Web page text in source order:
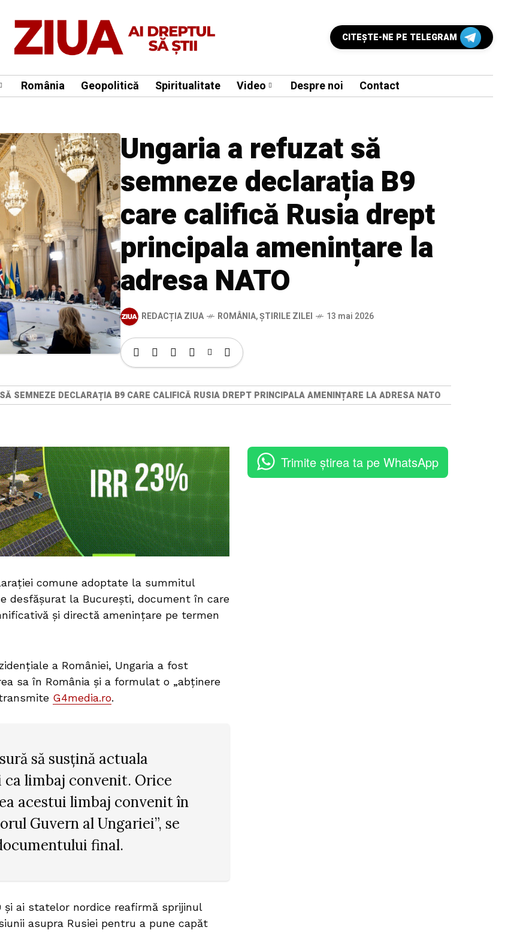
CITEŞTE-NE PE TELEGRAM
România Geopolitică Spiritualitate Video Despre noi Contact
Ungaria a refuzat să
semneze declarația B9
care califică Rusia drept
principala amenințare la
adresa NATO
REDACȚIA ZIUA ROMÂNIA,ȘTIRILE ZILEI 13 mai 2026
SEMNEZE DECLARAȚIA B9 CARE CALIFICĂ RUSIA DREPT PRINCIPALA AMENINȚARE LA ADRESA NATO
comune adoptate la summitul
desfășurat la București, document în care
și directă amenințare pe termen
a României, Ungaria a fost
sa în România și a formulat o „abținere
G4media.ro.
să susțină actuala
limbaj convenit. Orice
acestui limbaj convenit în
Guvern al Ungariei”, se
final.
ai statelor nordice reafirmă sprijinul
asupra Rusiei pentru a pune capăt
Trimite știrea ta pe WhatsApp